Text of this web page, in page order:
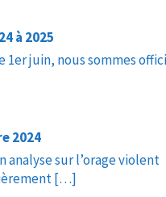
à 2025
1er juin, nous sommes
2024
analyse sur l’orage violent
[…]